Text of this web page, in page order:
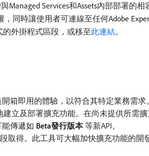
Managed Services和Assets內部部署的
同時讓使用者可連線至任何Adobe
的外掛程式區段，或移至此連結。
箱即用的體驗，以符合其特定業務需求。
立及部署擴充功能。在尚未提供所需
傳遞如​ Beta發行版本​等新API。
取得。此工具可大幅加快擴充功能的